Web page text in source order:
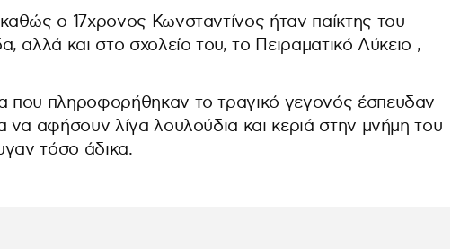
ο 17χρονος Κωνσταντίνος ήταν παίκτης του
αλλά και στο σχολείο του, το Πειραματικό Λύκειο ,
που πληροφορήθηκαν το τραγικό γεγονός έσπευδαν
να αφήσουν λίγα λουλούδια και κεριά στην μνήμη του
τόσο άδικα.